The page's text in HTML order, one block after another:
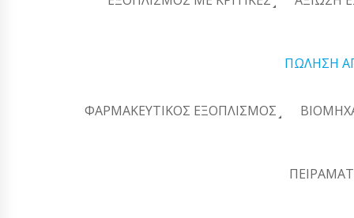
ΠΏΛΗΣΗ
ΦΑΡΜΑΚΕΥΤΙΚΌΣ ΕΞΟΠΛΙΣΜΌΣ